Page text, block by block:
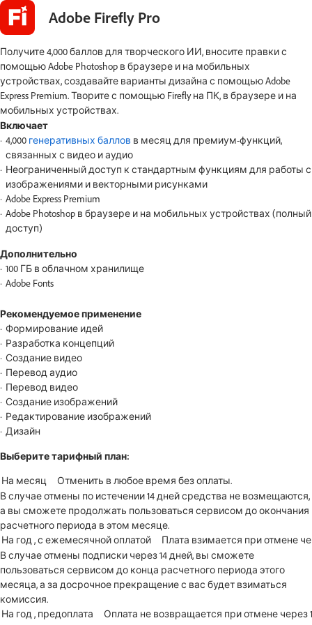
Adobe Firefly Pro
Получите 4,000 баллов для творческого ИИ, вносите правки с
помощью Adobe Photoshop в браузере и на мобильных
устройствах, создавайте варианты дизайна с помощью Adobe
Express Premium. Творите с помощью Firefly на ПК, в браузере и на
мобильных устройствах.
Включает
4,000 генеративных баллов в месяц для премиум-функций,
связанных с видео и аудио
Неограниченный доступ к стандартным функциям для работы с
изображениями и векторными рисунками
Adobe Express Premium
Adobe Photoshop в браузере и на мобильных устройствах (полный
доступ)
Дополнительно
100 ГБ в облачном хранилище
Adobe Fonts
Рекомендуемое применение
Формирование идей
Разработка концепций
Создание видео
Перевод аудио
Перевод видео
Создание изображений
Редактирование изображений
Дизайн
Выберите тарифный план:
В случае отмены по истечении 14 дней средства не возмещаются,
а вы сможете продолжать пользоваться сервисом до окончания
расчетного периода в этом месяце.
В случае отмены подписки через 14 дней, вы сможете
пользоваться сервисом до конца расчетного периода этого
месяца, а за досрочное прекращение с вас будет взиматься
комиссия.